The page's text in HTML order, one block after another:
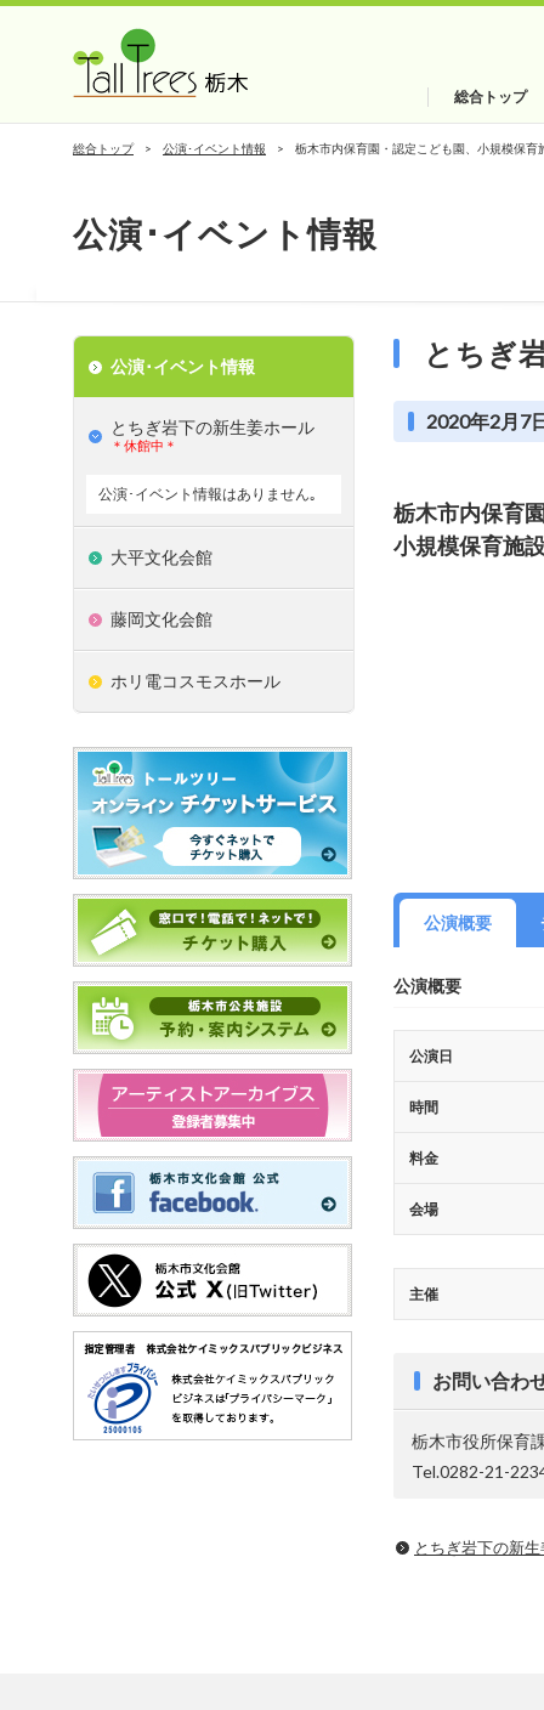
総合トップ
総合トップ 公演･イベント情報 栃木市内保育園・認定こども園、小規模保育
公演･イベント情報
とちぎ
2020年2月7
栃木市内保育
小規模保育施
公演概要
公演概要
公演日
時間
料金
会場
主催
お問い合わ
栃木市役所保育
Tel.0282-21-
とちぎ岩下の新
公演･イベント情報
とちぎ岩下の新⽣姜ホール
＊休館中＊
公演･イベント情報はありません｡
大平文化会館
藤岡文化会館
ホリ電コスモスホール